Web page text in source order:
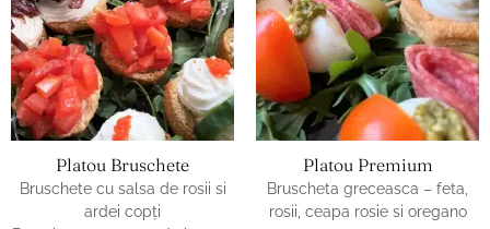
Platou Bruschete
Bruschete cu salsa de rosii si
ardei copţi
Platou Premium
Bruscheta greceasca – feta,
rosii, ceapa rosie si oregano